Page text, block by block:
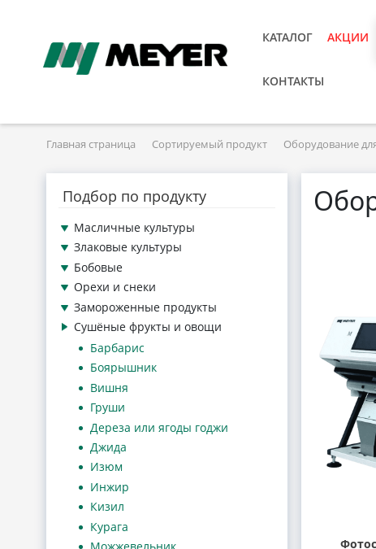
КАТАЛОГ АКЦИИ
КОНТАКТЫ
Главная страница Сортируемый продукт Оборудование
Подбор по продукту
Масличные культуры
Злаковые культуры
Бобовые
Орехи и снеки
Замороженные продукты
Сушёные фрукты и овощи
Барбарис
Боярышник
Вишня
Груши
Дереза или ягоды годжи
Джида
Изюм
Инжир
Кизил
Курага